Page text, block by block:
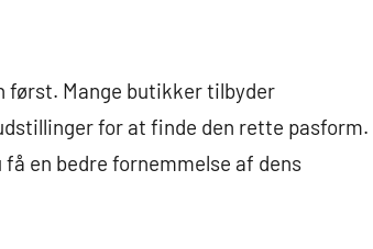
først. Mange butikker tilbyder
for at finde den rette pasform.
en bedre fornemmelse af dens